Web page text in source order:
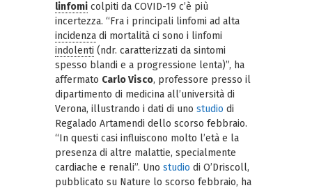
linfomi colpiti da COVID-19 c’è più
incertezza. “Fra i principali linfomi ad alta
incidenza di mortalità ci sono i linfomi
indolenti (ndr. caratterizzati da sintomi
spesso blandi e a progressione lenta)”, ha
affermato Carlo Visco, professore presso il
dipartimento di medicina all’università di
Verona, illustrando i dati di uno studio di
Regalado Artamendi dello scorso febbraio.
“In questi casi influiscono molto l’età e la
presenza di altre malattie, specialmente
cardiache e renali”. Uno studio di O’Driscoll,
pubblicato su Nature lo scorso febbraio, ha